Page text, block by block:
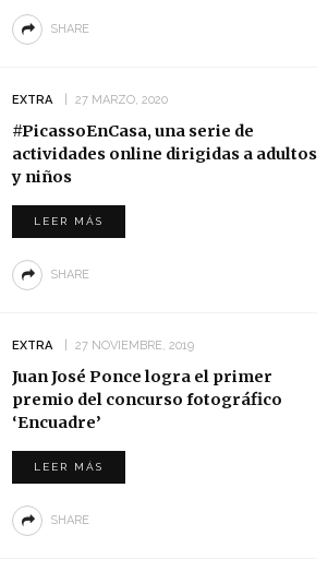
SHARE
EXTRA 27 MARZO, 2020
#PicassoEnCasa, una serie de
actividades online dirigidas a adultos
y niños
LEER MÁS
SHARE
EXTRA 27 NOVIEMBRE, 2019
Juan José Ponce logra el primer
premio del concurso fotográfico
‘Encuadre’
LEER MÁS
SHARE